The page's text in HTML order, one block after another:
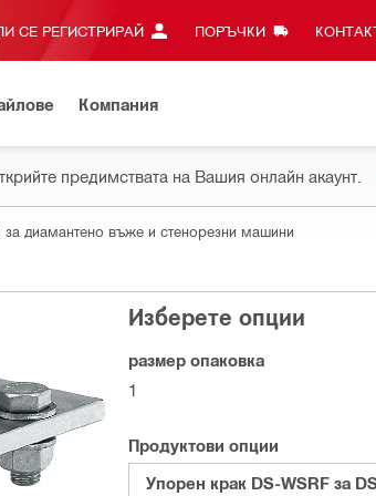
СЕ РЕГИСТРИРАЙ ПОРЪЧКИ
Компания
предимствата на Вашия онлайн акаунт.
за диамантено въже и стенорезни машини
Изберете опции
размер опаковка
1
Продуктови опции
Упорен крак DS-WSRF за